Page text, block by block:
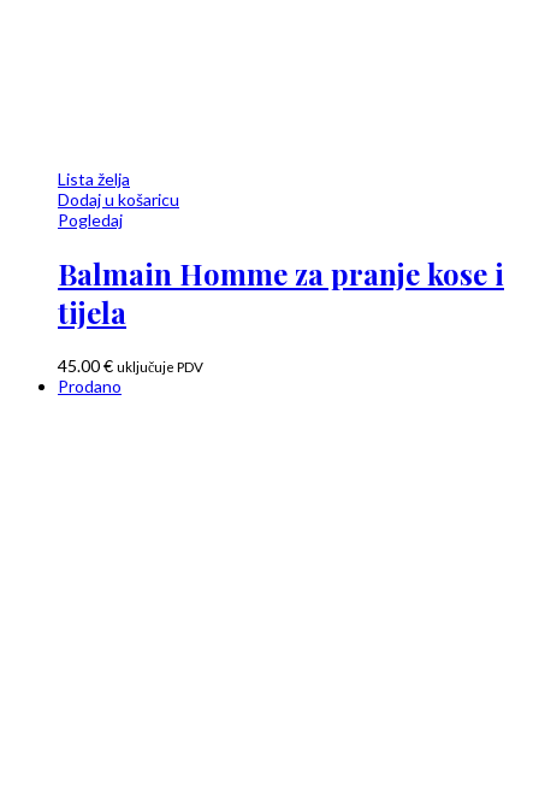
Lista želja
Dodaj u košaricu
Pogledaj
Balmain Homme za pranje kose i
tijela
45.00€ uključuje PDV
Prodano